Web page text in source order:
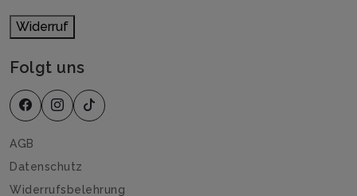
Widerruf
Folgt uns
AGB
Datenschutz
Widerrufsbelehrung